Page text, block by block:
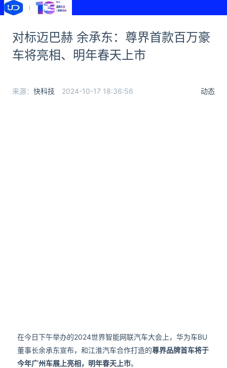
对标迈巴赫 余承东：尊界首款百万豪
车将亮相、明年春天上市
动态
来源： 快科技 2024-10-17 18:36:56
在今日下午举办的2024世界智能网联汽车大会上，华为车BU
董事长余承东宣布，和江淮汽车合作打造的尊界品牌首车将于
今年广州车展上亮相，明年春天上市。